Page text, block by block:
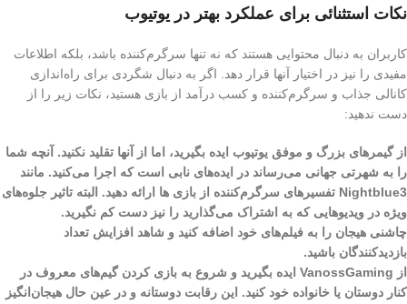
نکات استثنائی برای عملکرد بهتر در یوتیوب
کاربران به دنبال محتوایی هستند که نه تنها سرگرم‌کننده باشد، بلکه اطلاعات
مفیدی را نیز در اختیار آنها قرار دهد. اگر به دنبال شگردی برای راه‌اندازی
کانالی جذاب و سرگرم‌کننده و کسب درآمد از بازی هستید، نکات زیر را از
دست ندهید:
از گیمرهای بزرگ و موفق یوتیوب ایده بگیرید، اما از آنها تقلید نکنید. آنچه شما
را به شهرتی جهانی می‌رساند در ایده‌های نابی است که اجرا می‌کنید. مانند
Nightblue3 تفسیرهای سرگرم‌کننده از بازی ها ارائه دهید. البته تاثیر جلوه‌های
ویژه در ویدیوهایی که به اشتراک می‌گذارید را نیز دست کم نگیرید.
چاشنی هیجان را به فیلم‌های خود اضافه کنید و شاهد افزایش تعداد
بازدیدکنندگان باشید.
از VanossGaming ایده بگیرید و شروع به بازی کردن گیم‌های معروف در
کنار دوستان یا خانواده خود کنید. این رقابت دوستانه و در عین حال هیجان‌انگیز